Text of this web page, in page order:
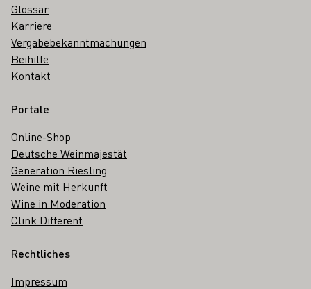
Glossar
Karriere
Vergabebekanntmachungen
Beihilfe
Kontakt
Portale
Online-Shop
Deutsche Weinmajestät
Generation Riesling
Weine mit Herkunft
Wine in Moderation
Clink Different
Rechtliches
Impressum